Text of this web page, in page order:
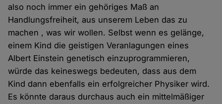
also noch immer ein gehöriges Maß an
Handlungsfreiheit, aus unserem Leben das zu
machen , was wir wollen. Selbst wenn es gelänge,
einem Kind die geistigen Veranlagungen eines
Albert Einstein genetisch einzuprogrammieren,
würde das keineswegs bedeuten, dass aus dem
Kind dann ebenfalls ein erfolgreicher Physiker wird.
Es könnte daraus durchaus auch ein mittelmäßiger